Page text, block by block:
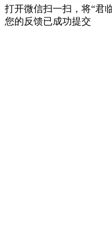
打开微信扫一扫，将“
您的反馈已成功提交